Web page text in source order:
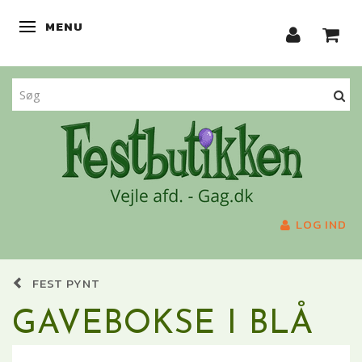
SKIFTE NAVIGATION
MENU
LOG IND
FEST PYNT
GAVEBOKSE I BLÅ